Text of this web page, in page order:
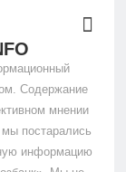
Содержание
мнении
постарались
информацию